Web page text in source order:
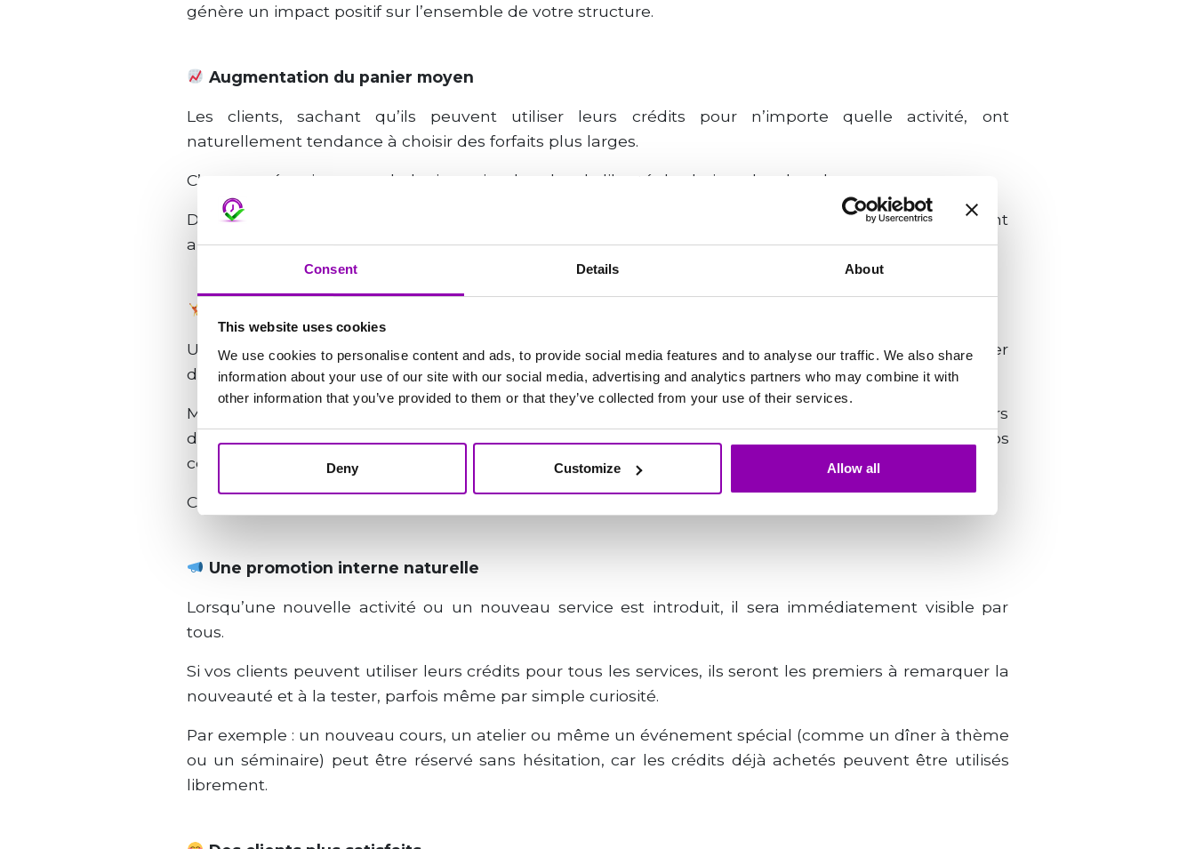
Consent Details About
This website uses cookies
We use cookies to personalise content and ads, to provide social media features and to analyse our traffic. We also share
information about your use of our site with our social media, advertising and analytics partners who may combine it with
other information that you’ve provided to them or that they’ve collected from your use of their services.
Deny Customize Allow all
génère un impact positif sur l’ensemble de votre structure.
Augmentation du panier moyen
Les clients, sachant qu’ils peuvent utiliser leurs crédits pour n’importe quelle activité, ont
naturellement tendance à choisir des forfaits plus larges.
C’est un mécanisme psychologique simple : plus de liberté de choix = plus de valeur perçue.
De plus, les forfaits plus importants peuvent être encouragés par de petites réductions, augmentant
ainsi vos revenus immédiats sans compromettre la qualité du service.
Un client avec des crédits utilisables pour toutes les activités sera plus curieux et plus enclin à essayer
de nouvelles choses.
Même une personne qui s’inscrit avec une idée précise en tête (par exemple, ne suivre que des cours
du soir d’une certaine discipline) peut finir par tester autre chose, simplement parce qu’elle a du temps
ce jour-là et qu’une autre activité lui semble intéressante.
Ce comportement spontané favorise une utilisation plus dynamique et complète de vos services.
Une promotion interne naturelle
Lorsqu’une nouvelle activité ou un nouveau service est introduit, il sera immédiatement visible par
tous.
Si vos clients peuvent utiliser leurs crédits pour tous les services, ils seront les premiers à remarquer la
nouveauté et à la tester, parfois même par simple curiosité.
Par exemple : un nouveau cours, un atelier ou même un événement spécial (comme un dîner à thème
ou un séminaire) peut être réservé sans hésitation, car les crédits déjà achetés peuvent être utilisés
librement.